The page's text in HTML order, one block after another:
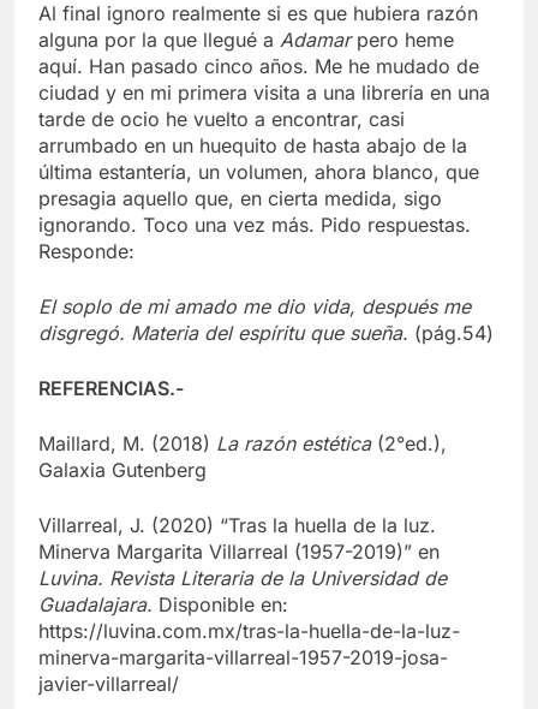
Al final ignoro realmente si es que hubiera razón
alguna por la que llegué a Adamar pero heme
aquí. Han pasado cinco años. Me he mudado de
ciudad y en mi primera visita a una librería en una
tarde de ocio he vuelto a encontrar, casi
arrumbado en un huequito de hasta abajo de la
última estantería, un volumen, ahora blanco, que
presagia aquello que, en cierta medida, sigo
ignorando. Toco una vez más. Pido respuestas.
Responde:
El soplo de mi amado me dio vida, después me
disgregó. Materia del espíritu que sueña. (pág.54)
REFERENCIAS.-
Maillard, M. (2018) La razón estética (2°ed.),
Galaxia Gutenberg
Villarreal, J. (2020) “Tras la huella de la luz.
Minerva Margarita Villarreal (1957-2019)” en
Luvina. Revista Literaria de la Universidad de
Guadalajara. Disponible en:
https://luvina.com.mx/tras-la-huella-de-la-luz-
minerva-margarita-villarreal-1957-2019-josa-
javier-villarreal/